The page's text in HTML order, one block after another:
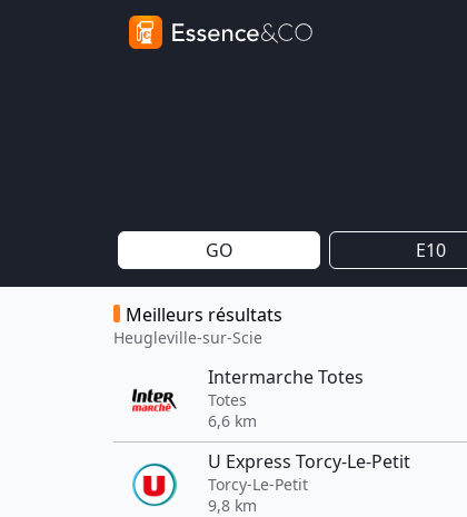
GO E10
Meilleurs résultats
Heugleville-sur-Scie
Intermarche Totes
Totes
6,6 km
U Express Torcy-Le-Petit
Torcy-Le-Petit
9,8 km